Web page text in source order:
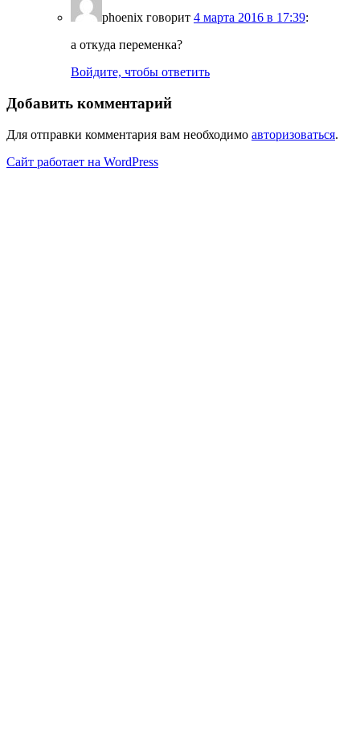
phoenix говорит 4 марта 2016 в 17:39:
а откуда переменка?
Войдите, чтобы ответить
Добавить комментарий
Для отправки комментария вам необходимо авторизоваться.
Сайт работает на WordPress